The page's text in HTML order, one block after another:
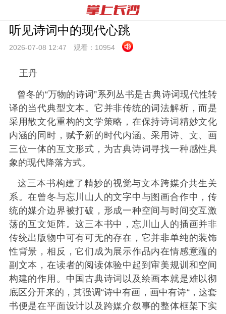
听见诗词中的现代心跳
2026-07-08 12:47 观看： 10954
王丹
曾冬的“万物的诗词”系列丛书是古典诗词现代性转
译的当代典型文本。它并非传统的词法解析，而是
采用散文化重构的文学策略，在保持诗词精妙文化
内涵的同时，赋予新的时代内涵。采用诗、文、画
三位一体的互文形式，为古典诗词寻找一种感性具
象的现代降落方式。
这三本书构建了精妙的视觉与文本跨媒介共生关
系。在曾冬与忘川山人的文字中与图画合作中，传
统的媒介边界被打破，形成一种空间与时间交互激
荡的互文矩阵。这三本书中，忘川山人的插画并非
传统出版物中可有可无的存在，它并非单纯的装饰
性背景，相反，它们成为展示作品内在情感意蕴的
副文本，在读者的阅读体验中起到审美规训和空间
构建的作用。中国古典诗词以及绘画本就是难以彻
底区分开来的，其强调“诗中有画，画中有诗“，这套
书便是在平面设计以及跨媒介叙事的整体框架下实